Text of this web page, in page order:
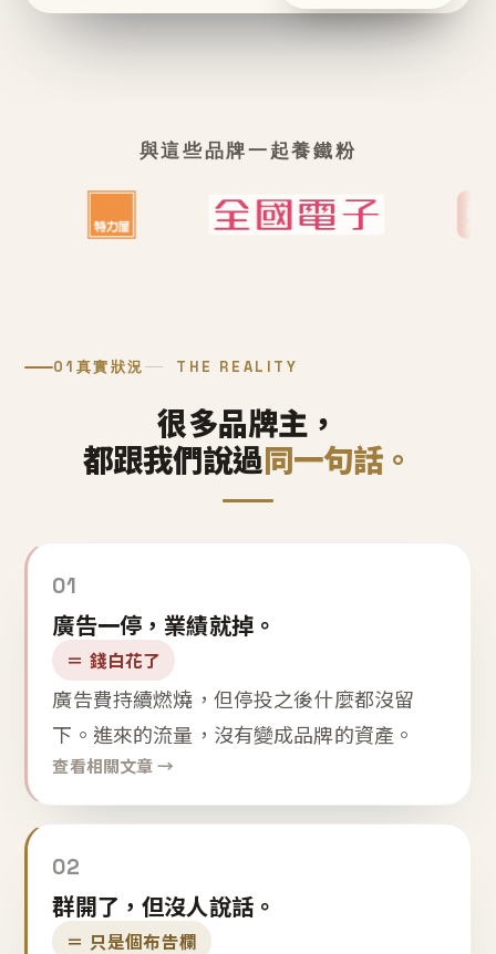
與這些品牌一起養鐵粉
01 真實狀況 THE REALITY
很多品牌主，
都跟我們說過同一句話。
01
廣告一停，業績就掉。
＝ 錢白花了
廣告費持續燃燒，但停投之後什麼都沒留
下。進來的流量，沒有變成品牌的資產。
查看相關文章 →
02
群開了，但沒人說話。
＝ 只是個布告欄